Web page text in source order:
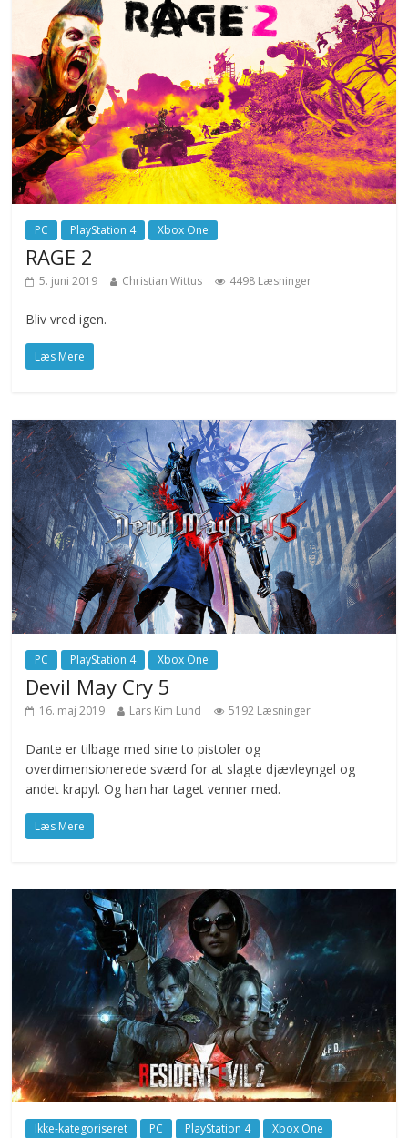
PC PlayStation 4 Xbox One
RAGE 2
5. juni 2019 Christian Wittus 4498 Læsninger
Bliv vred igen.
Læs Mere
PC PlayStation 4 Xbox One
Devil May Cry 5
16. maj 2019 Lars Kim Lund 5192 Læsninger
Dante er tilbage med sine to pistoler og
overdimensionerede sværd for at slagte djævleyngel og
andet krapyl. Og han har taget venner med.
Læs Mere
Ikke-kategoriseret PC PlayStation 4 Xbox One